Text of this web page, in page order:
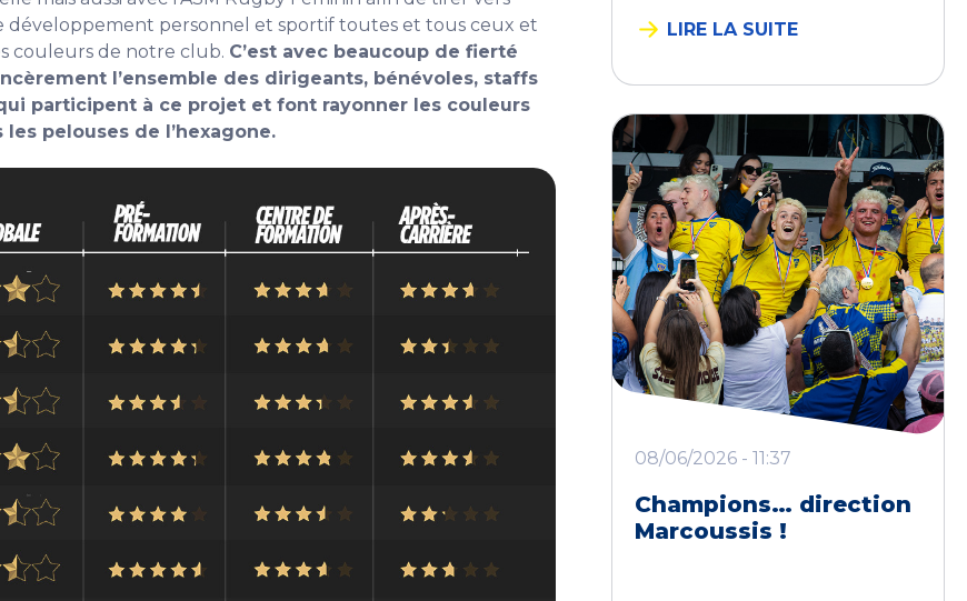
développement personnel et sportif toutes et tous ceux et
couleurs de notre club. C’est avec beaucoup de fierté
l’ensemble des dirigeants, bénévoles, staffs
participent à ce projet et font rayonner les couleurs
pelouses de l’hexagone.
LIRE LA SUITE
08/06/2026 - 11:37
Champions… direction
Marcoussis !